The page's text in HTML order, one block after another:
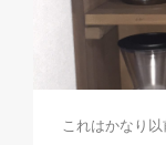
これはかなり